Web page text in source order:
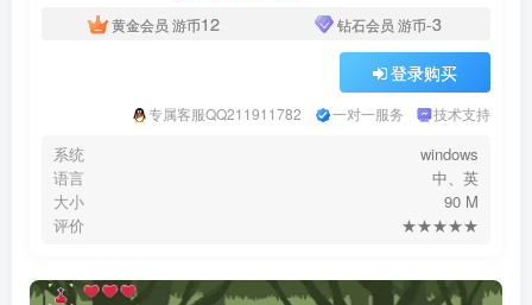
黄金会员 游币12 钻石会员 游币-3
登录购买
专属客服QQ211911782 一对一服务 技术支持
系统
windows
语言
中、英
大小
90 M
评价
★★★★★